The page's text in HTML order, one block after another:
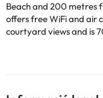
Beach and 200 metres
offers free WiFi and air
courtyard views and is
300 metres from
with city views. Fonte Aretusa is 600 metres from the